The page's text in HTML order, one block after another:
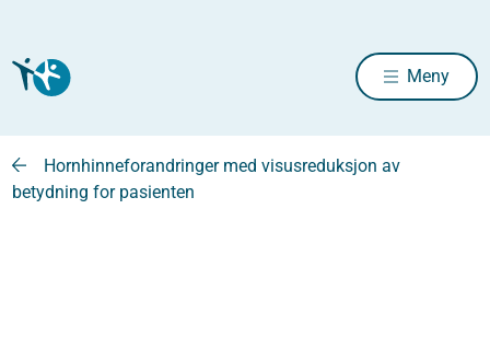
Meny
Hornhinneforandringer med visusreduksjon av
betydning for pasienten